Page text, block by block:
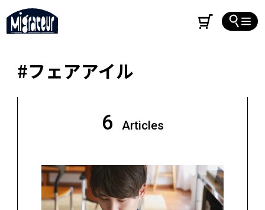
#フェアアイル
6 Articles